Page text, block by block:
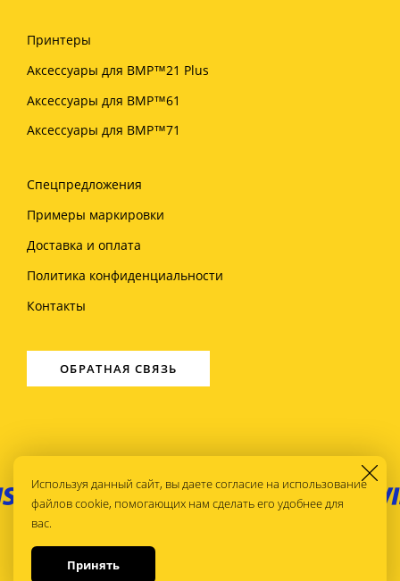
Принтеры
Аксессуары для BMP™21 Plus
Аксессуары для BMP™61
Аксессуары для BMP™71
Спецпредложения
Примеры маркировки
Доставка и оплата
Политика конфиденциальности
Контакты
ОБРАТНАЯ СВЯЗЬ
Используя данный сайт, вы даете согласие на использование
файлов cookie, помогающих нам сделать его удобнее для
вас.
Принять